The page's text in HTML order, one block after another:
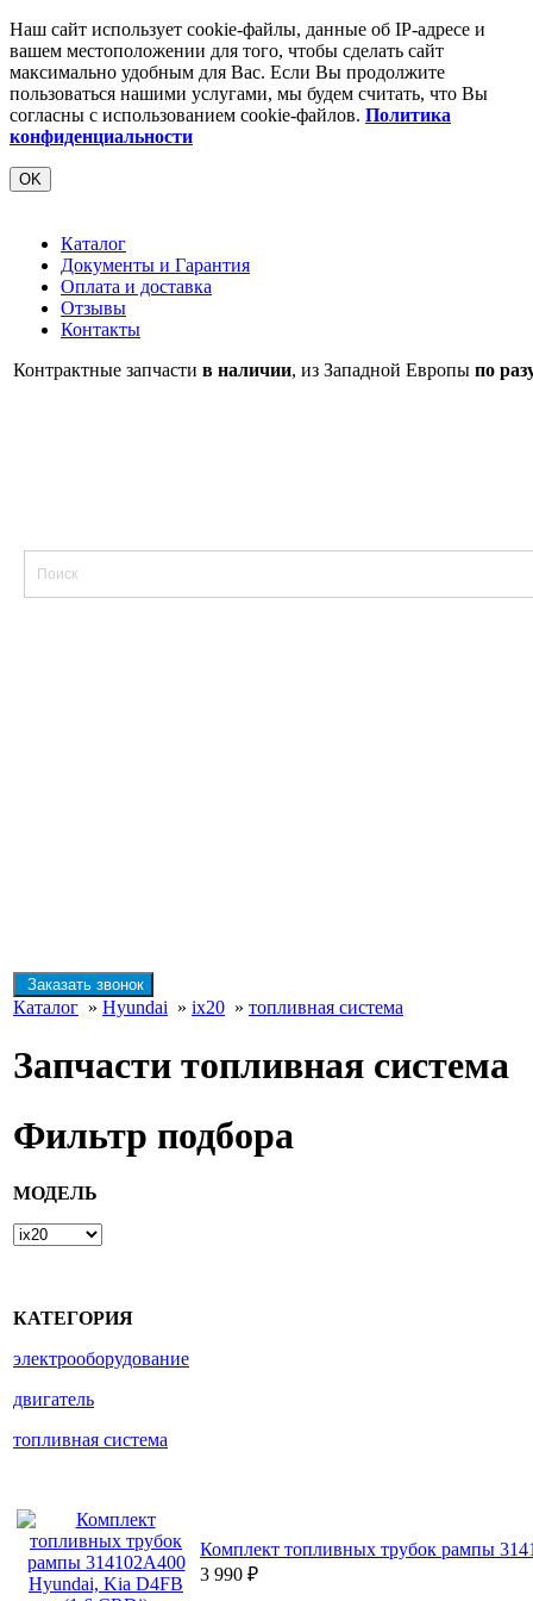
Наш сайт использует cookie-файлы, данные об IP-адресе и
вашем местоположении для того, чтобы сделать сайт
максимально удобным для Вас. Если Вы продолжите
пользоваться нашими услугами, мы будем считать, что Вы
согласны с использованием cookie-файлов. Политика
конфиденциальности
OK
Каталог
Документы и Гарантия
Оплата и доставка
Отзывы
Контакты
Контрактные запчасти в наличии, из Западной Европы по
Заказать звонок
Каталог » Hyundai » ix20 » топливная система
Запчасти топливная система
Фильтр подбора
МОДЕЛЬ
КАТЕГОРИЯ
электрооборудование
двигатель
топливная система
Комплект топливных трубок рампы
3 990 ₽